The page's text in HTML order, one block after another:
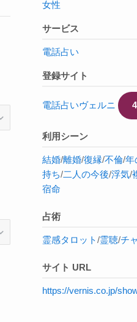
女性
サービス
電話占い
登録サイト
電話占いヴェルニ
利用シーン
結婚/離婚/復縁/不倫/年
持ち/二人の今後/浮気/
宿命
占術
霊感タロット/霊聴/チ
サイト URL
https://vernis.co.jp/